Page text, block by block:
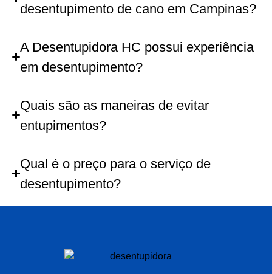
desentupimento de cano em Campinas?
A Desentupidora HC possui experiência
em desentupimento?
Quais são as maneiras de evitar
entupimentos?
Qual é o preço para o serviço de
desentupimento?